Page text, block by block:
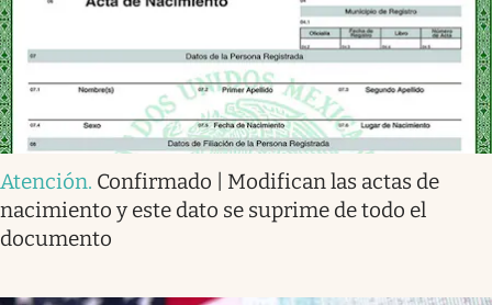
Atención. Confirmado | Modifican las actas de
nacimiento y este dato se suprime de todo el
documento